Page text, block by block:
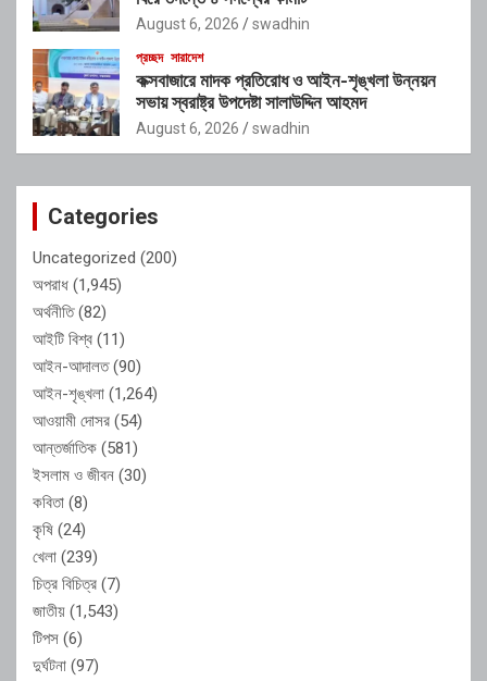
August 6, 2026 swadhin
প্রচ্ছদ সারাদেশ
কক্সবাজারে মাদক প্রতিরোধ ও আইন-শৃঙ্খলা উন্নয়ন
সভায় স্বরাষ্ট্র উপদেষ্টা সালাউদ্দিন আহমদ
August 6, 2026 swadhin
Categories
Uncategorized (200)
অপরাধ (1,945)
অর্থনীতি(82)
আইটি বিশ্ব (11)
আইন-আদালত(90)
আইন-শৃঙ্খলা (1,264)
আওয়ামী দোসর (54)
আন্তর্জাতিক (581)
ইসলাম ও জীবন (30)
কবিতা (8)
কৃষি (24)
খেলা (239)
চিত্র বিচিত্র (7)
জাতীয় (1,543)
টিপস (6)
দুর্ঘটনা (97)